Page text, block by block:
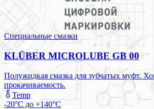
Специальные смазки
KLÜBER MICROLUBE GB 00
Полужидкая смазка для зубчатых муфт.
прокачиваемость.
Temp
-20°C до +140°C